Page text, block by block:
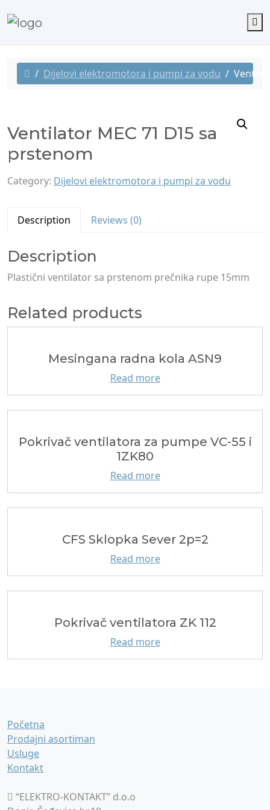
Dijelovi elektromotora i pumpi za vodu
Ventilator MEC 71 D15 sa
prstenom
Category: Dijelovi elektromotora i pumpi za vodu
Description Reviews (0)
Description
Plastični ventilator sa prstenom prečnika rupe 15mm
Related products
Mesingana radna kola ASN9
Read more
Pokrivač ventilatora za pumpe VC-55 i
1ZK80
Read more
CFS Sklopka Sever 2p=2
Read more
Pokrivač ventilatora ZK 112
Read more
Početna
Prodajni asortiman
Usluge
Kontakt
“ELEKTRO-KONTAKT” d.o.o